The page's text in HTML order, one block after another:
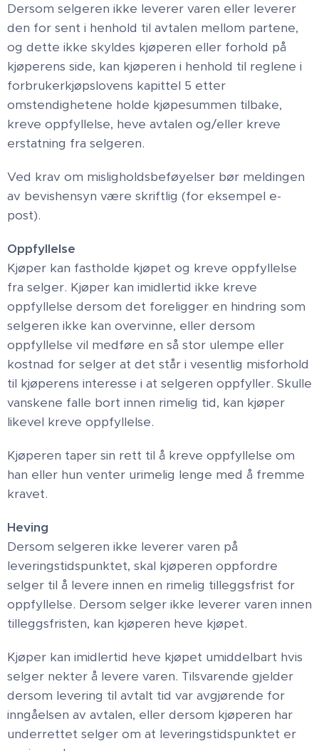
Dersom selgeren ikke leverer varen eller leverer
den for sent i henhold til avtalen mellom partene,
og dette ikke skyldes kjøperen eller forhold på
kjøperens side, kan kjøperen i henhold til reglene i
forbrukerkjøpslovens kapittel 5 etter
omstendighetene holde kjøpesummen tilbake,
kreve oppfyllelse, heve avtalen og/eller kreve
erstatning fra selgeren.
Ved krav om misligholdsbeføyelser bør meldingen
av bevishensyn være skriftlig (for eksempel e-
post).
Oppfyllelse
Kjøper kan fastholde kjøpet og kreve oppfyllelse
fra selger. Kjøper kan imidlertid ikke kreve
oppfyllelse dersom det foreligger en hindring som
selgeren ikke kan overvinne, eller dersom
oppfyllelse vil medføre en så stor ulempe eller
kostnad for selger at det står i vesentlig misforhold
til kjøperens interesse i at selgeren oppfyller. Skulle
vanskene falle bort innen rimelig tid, kan kjøper
likevel kreve oppfyllelse.
Kjøperen taper sin rett til å kreve oppfyllelse om
han eller hun venter urimelig lenge med å fremme
kravet.
Heving
Dersom selgeren ikke leverer varen på
leveringstidspunktet, skal kjøperen oppfordre
selger til å levere innen en rimelig tilleggsfrist for
oppfyllelse. Dersom selger ikke leverer varen innen
tilleggsfristen, kan kjøperen heve kjøpet.
Kjøper kan imidlertid heve kjøpet umiddelbart hvis
selger nekter å levere varen. Tilsvarende gjelder
dersom levering til avtalt tid var avgjørende for
inngåelsen av avtalen, eller dersom kjøperen har
underrettet selger om at leveringstidspunktet er